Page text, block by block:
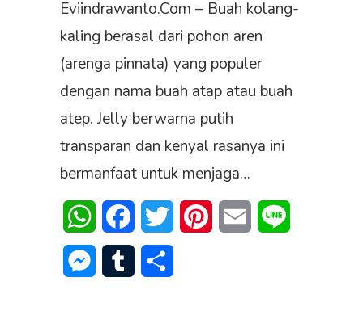
Eviindrawanto.Com – Buah kolang-
kaling berasal dari pohon aren
(arenga pinnata) yang populer
dengan nama buah atap atau buah
atep. Jelly berwarna putih
transparan dan kenyal rasanya ini
bermanfaat untuk menjaga…
WhatsAppFacebookTwitter PinterestEmail
Messenger
Tumblr